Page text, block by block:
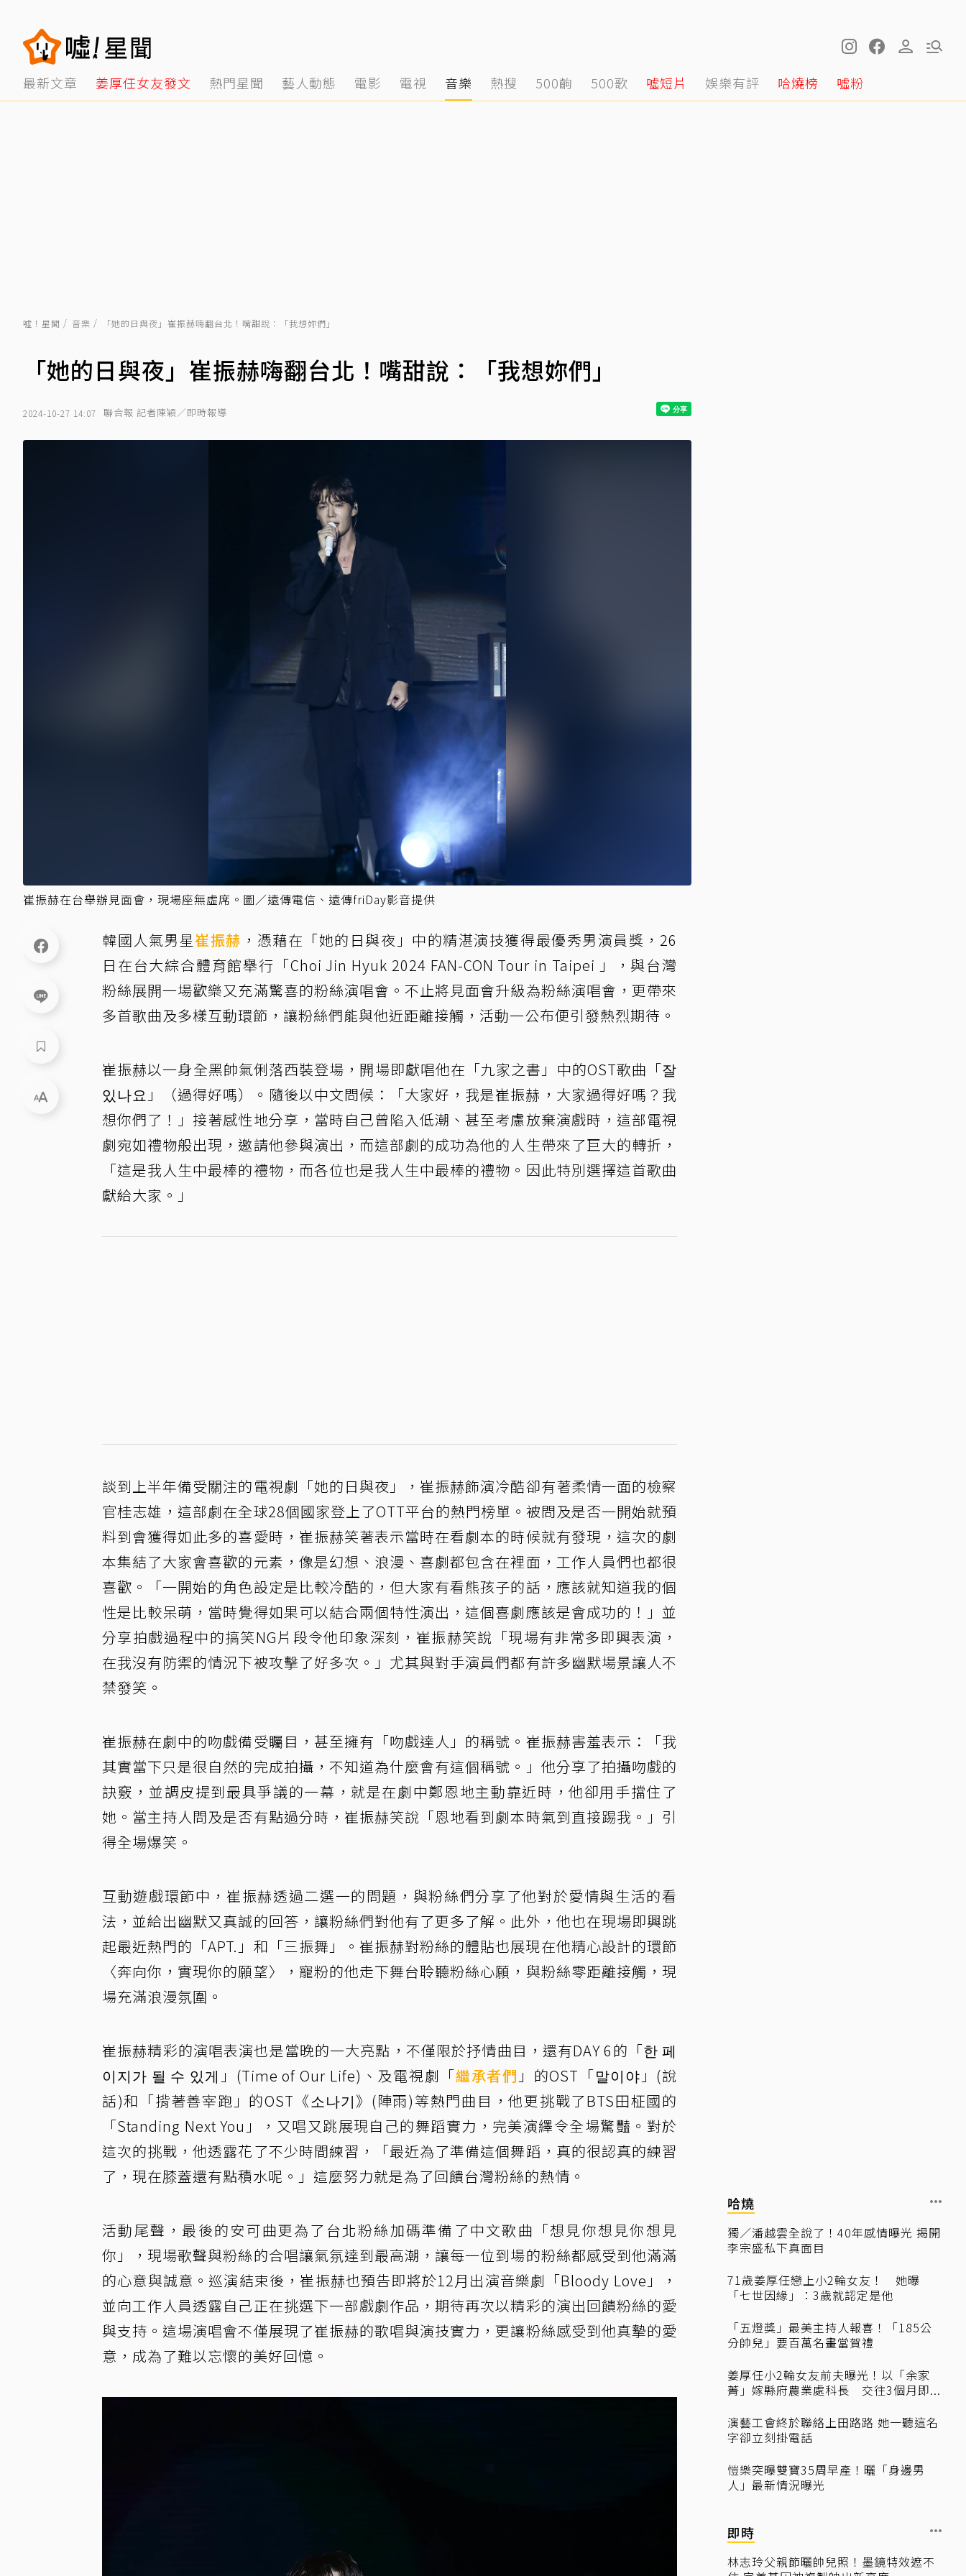
最新文章 姜厚任女友發文 熱門星聞 藝人動態 電影 電視 音樂 熱搜 500齣 500歌 噓短片 娛樂有評 哈燒榜 噓粉
噓！星聞 音樂 「她的日與夜」崔振赫嗨翻台北！嘴甜說：「我想妳們」
「她的日與夜」崔振赫嗨翻台北！嘴甜說：「我想妳們」
2024-10-27 14:07 聯合報 記者陳穎／即時報導
崔振赫在台舉辦見面會，現場座無虛席。圖／遠傳電信、遠傳friDay影音提供
韓國人氣男星崔振赫 ，憑藉在「她的日與夜」中的精湛演技獲得最優秀男演員獎，26
日在台大綜合體育館舉行「Choi Jin Hyuk 2024 FAN-CON Tour in Taipei 」，與台灣
粉絲展開一場歡樂又充滿驚喜的粉絲演唱會。不止將見面會升級為粉絲演唱會，更帶來
多首歌曲及多樣互動環節，讓粉絲們能與他近距離接觸，活動一公布便引發熱烈期待。
崔振赫以一身全黑帥氣俐落西裝登場，開場即獻唱他在「九家之書」中的OST歌曲「잘
있나요」（過得好嗎）。隨後以中文問候：「大家好，我是崔振赫，大家過得好嗎？我
想你們了！」接著感性地分享，當時自己曾陷入低潮、甚至考慮放棄演戲時，這部電視
劇宛如禮物般出現，邀請他參與演出，而這部劇的成功為他的人生帶來了巨大的轉折，
「這是我人生中最棒的禮物，而各位也是我人生中最棒的禮物。因此特別選擇這首歌曲
獻給大家。」
談到上半年備受關注的電視劇「她的日與夜」，崔振赫飾演冷酷卻有著柔情一面的檢察
官桂志雄，這部劇在全球28個國家登上了OTT平台的熱門榜單。被問及是否一開始就預
料到會獲得如此多的喜愛時，崔振赫笑著表示當時在看劇本的時候就有發現，這次的劇
本集結了大家會喜歡的元素，像是幻想、浪漫、喜劇都包含在裡面，工作人員們也都很
喜歡。「一開始的角色設定是比較冷酷的，但大家有看熊孩子的話，應該就知道我的個
性是比較呆萌，當時覺得如果可以結合兩個特性演出，這個喜劇應該是會成功的！」並
分享拍戲過程中的搞笑NG片段令他印象深刻，崔振赫笑說「現場有非常多即興表演，
在我沒有防禦的情況下被攻擊了好多次。」尤其與對手演員們都有許多幽默場景讓人不
禁發笑。
崔振赫在劇中的吻戲備受矚目，甚至擁有「吻戲達人」的稱號。崔振赫害羞表示：「我
其實當下只是很自然的完成拍攝，不知道為什麼會有這個稱號。」他分享了拍攝吻戲的
訣竅，並調皮提到最具爭議的一幕，就是在劇中鄭恩地主動靠近時，他卻用手擋住了
她。當主持人問及是否有點過分時，崔振赫笑說「恩地看到劇本時氣到直接踢我。」引
得全場爆笑。
互動遊戲環節中，崔振赫透過二選一的問題，與粉絲們分享了他對於愛情與生活的看
法，並給出幽默又真誠的回答，讓粉絲們對他有了更多了解。此外，他也在現場即興跳
起最近熱門的「APT.」和「三振舞」。崔振赫對粉絲的體貼也展現在他精心設計的環節
〈奔向你，實現你的願望〉，寵粉的他走下舞台聆聽粉絲心願，與粉絲零距離接觸，現
場充滿浪漫氛圍。
崔振赫精彩的演唱表演也是當晚的一大亮點，不僅限於抒情曲目，還有DAY 6的「한 페
이지가 될 수 있게」(Time of Our Life)、及電視劇「繼承者們 」的OST「말이야」(說
話)和「揹著善宰跑」的OST《소나기》(陣雨)等熱門曲目，他更挑戰了BTS田柾國的
「Standing Next You」，又唱又跳展現自己的舞蹈實力，完美演繹令全場驚豔。對於
這次的挑戰，他透露花了不少時間練習，「最近為了準備這個舞蹈，真的很認真的練習
了，現在膝蓋還有點積水呢。」這麼努力就是為了回饋台灣粉絲的熱情。
活動尾聲，最後的安可曲更為了台北粉絲加碼準備了中文歌曲「想見你想見你想見
你」，現場歌聲與粉絲的合唱讓氣氛達到最高潮，讓每一位到場的粉絲都感受到他滿滿
的心意與誠意。巡演結束後，崔振赫也預告即將於12月出演音樂劇「Bloody Love」，
並向工作人員透露自己正在挑選下一部戲劇作品，期待再次以精彩的演出回饋粉絲的愛
與支持。這場演唱會不僅展現了崔振赫的歌唱與演技實力，更讓粉絲感受到他真摯的愛
意，成為了難以忘懷的美好回憶。
哈燒
獨／潘越雲全說了！40年感情曝光 揭開
李宗盛私下真面目
71歲姜厚任戀上小2輪女友！ 她曝
「七世因緣」：3歲就認定是他
「五燈獎」最美主持人報喜！「185公
分帥兒」要百萬名畫當賀禮
姜厚任小2輪女友前夫曝光！以「余家
菁」嫁縣府農業處科長 交往3個月即...
演藝工會終於聯絡上田路路 她一聽這名
字卻立刻掛電話
愷樂突曝雙寶35周早產！曬「身邊男
人」最新情況曝光
即時
林志玲父親節曬帥兒照！墨鏡特效遮不